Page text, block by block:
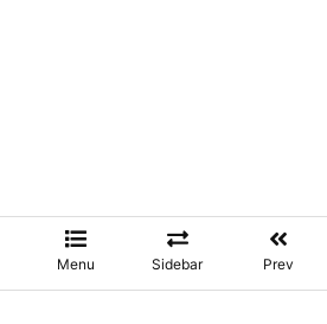
Menu Sidebar Prev